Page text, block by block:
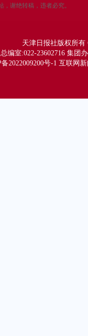
中
了
众
费
谢绝转稿，违者必究。
天津日报社版权所有
编室:022-23602716 集团
备2022009200号-1 互联网